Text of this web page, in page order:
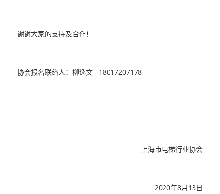
谢谢大家的支持及合作！
协会报名联络人：柳逸文 18017207178
上海市电梯行业协会
2020年8月13日